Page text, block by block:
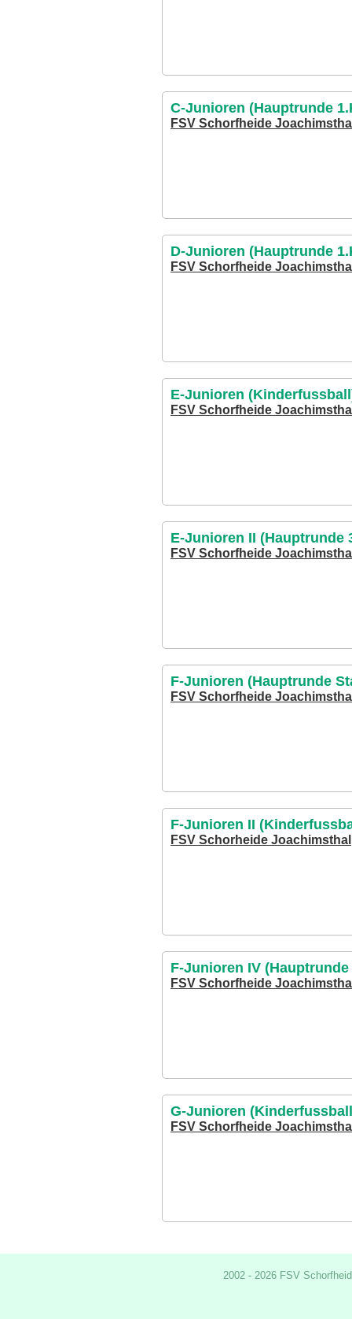
C-Junioren (Hauptrunde
FSV Schorfheide
D-Junioren (Hauptrunde
FSV Schorfheide
E-Junioren
FSV Schorfheide
E-Junioren II (Hauptrunde
FSV Schorfheide
F-Junioren (Hauptrunde
FSV Schorfheide
F-Junioren II
FSV Schorheide Joachimsthal
F-Junioren IV
FSV Schorfheide
G-Junioren
FSV Schorfheide
2002 - 2026 FSV